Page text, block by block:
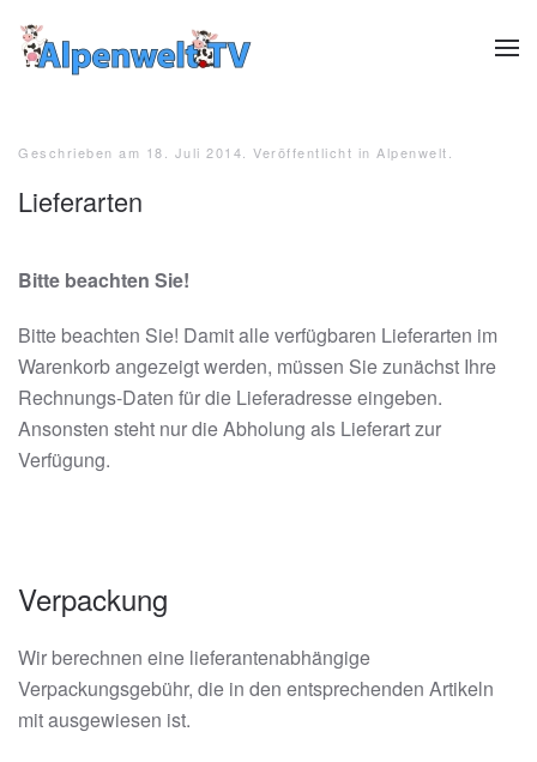
Zum Hauptinhalt springen
Geschrieben am 18. Juli 2014 . Veröffentlicht in Alpenwelt
Lieferarten
Bitte beachten Sie!
Bitte beachten Sie! Damit alle verfügbaren Lieferarten im
Warenkorb angezeigt werden, müssen Sie zunächst Ihre
Rechnungs-Daten für die Lieferadresse eingeben.
Ansonsten steht nur die Abholung als Lieferart zur
Verfügung.
Verpackung
Wir berechnen eine lieferantenabhängige
Verpackungsgebühr, die in den entsprechenden Artikeln
mit ausgewiesen ist.